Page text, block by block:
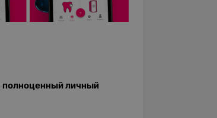
полноценный личный